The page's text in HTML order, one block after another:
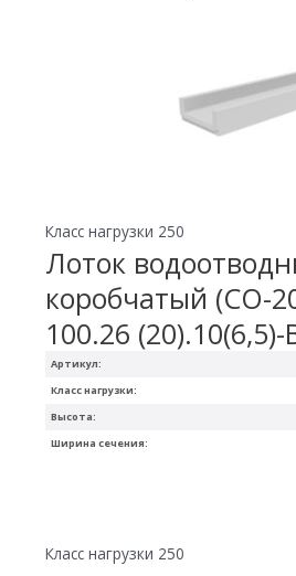
Артикул:
Ширина сечения:
Высота:
Класс нагрузки:
Класс нагрузки 250
Лоток
коробчатый (СО-
100.26 (20).10(6,5)-
Класс нагрузки 250